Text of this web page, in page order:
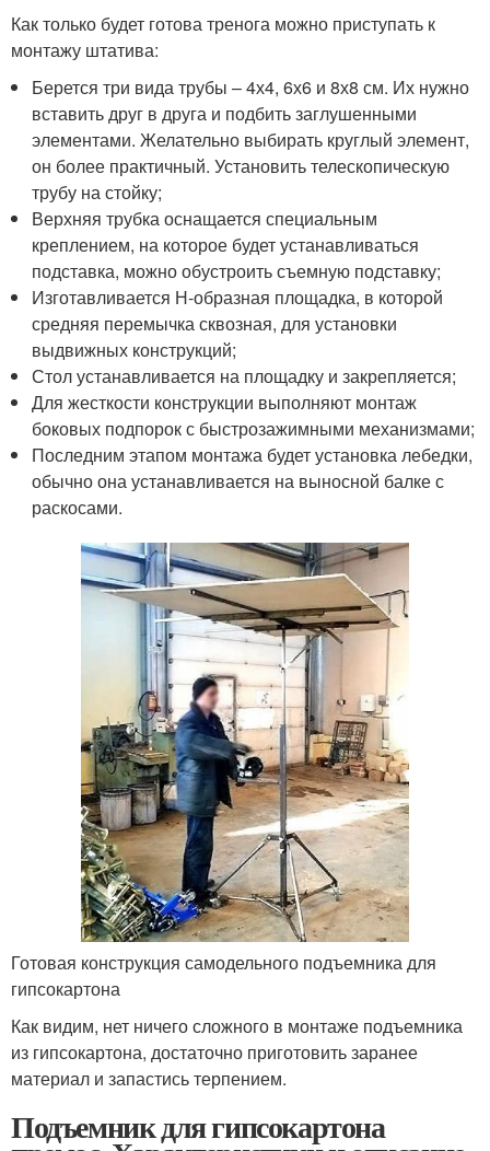
Как только будет готова тренога можно приступать к
монтажу штатива:
Берется три вида трубы – 4х4, 6х6 и 8х8 см. Их нужно
вставить друг в друга и подбить заглушенными
элементами. Желательно выбирать круглый элемент,
он более практичный. Установить телескопическую
трубу на стойку;
Верхняя трубка оснащается специальным
креплением, на которое будет устанавливаться
подставка, можно обустроить съемную подставку;
Изготавливается Н-образная площадка, в которой
средняя перемычка сквозная, для установки
выдвижных конструкций;
Стол устанавливается на площадку и закрепляется;
Для жесткости конструкции выполняют монтаж
боковых подпорок с быстрозажимными механизмами;
Последним этапом монтажа будет установка лебедки,
обычно она устанавливается на выносной балке с
раскосами.
Готовая конструкция самодельного подъемника для
гипсокартона
Как видим, нет ничего сложного в монтаже подъемника
из гипсокартона, достаточно приготовить заранее
материал и запастись терпением.
Подъемник для гипсокартона